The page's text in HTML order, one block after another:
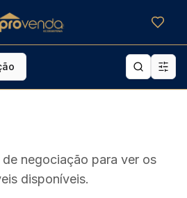
negociação para ver os
disponíveis.